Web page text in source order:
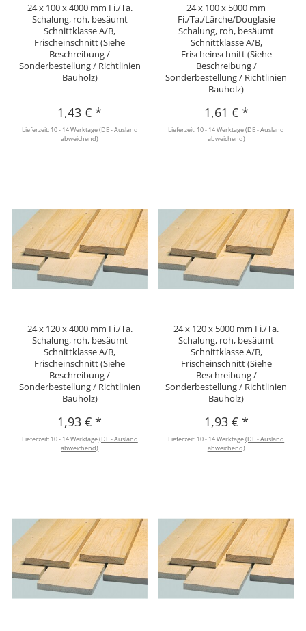
24 x 100 x 4000 mm Fi./Ta.
Schalung, roh, besäumt
Schnittklasse A/B,
Frischeinschnitt (Siehe
Beschreibung /
Sonderbestellung / Richtlinien
Bauholz)
1,43 €*
Lieferzeit: 10 - 14 Werktage(DE - Ausland
abweichend)
24 x 100 x 5000 mm
Fi./Ta./Lärche/Douglasie
Schalung, roh, besäumt
Schnittklasse A/B,
Frischeinschnitt (Siehe
Beschreibung /
Sonderbestellung / Richtlinien
Bauholz)
1,61 € *
Lieferzeit: 10 - 14 Werktage(DE - Ausland
abweichend)
24 x 120 x 4000 mm Fi./Ta.
Schalung, roh, besäumt
Schnittklasse A/B,
Frischeinschnitt (Siehe
Beschreibung /
Sonderbestellung / Richtlinien
Bauholz)
1,93 €*
Lieferzeit: 10 - 14 Werktage(DE - Ausland
abweichend)
24 x 120 x 5000 mm Fi./Ta.
Schalung, roh, besäumt
Schnittklasse A/B,
Frischeinschnitt (Siehe
Beschreibung /
Sonderbestellung / Richtlinien
Bauholz)
1,93 € *
Lieferzeit: 10 - 14 Werktage(DE - Ausland
abweichend)